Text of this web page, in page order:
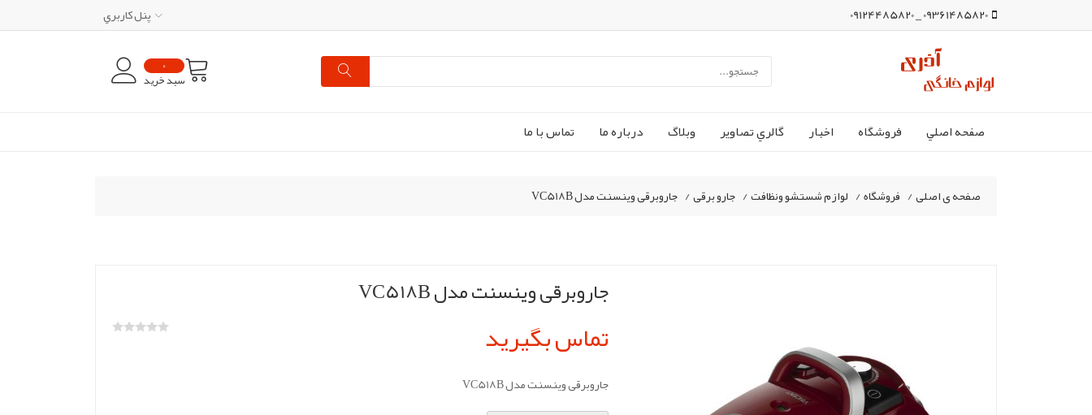
09361485820 _ 09124485820 پنل کاربري
0
سبد خرید
صفحه اصلي فروشگاه اخبار گالري تصاوير وبلاگ درباره ما تماس با ما
صفحه ی اصلی/ فروشگاه/ لوازم شستشو ونظافت/ جارو برقی/ جاروبرقی وینسنت مدل VC518B
جاروبرقی وینسنت مدل VC518B
تماس بگیرید
جاروبرقی وینسنت مدل VC518B